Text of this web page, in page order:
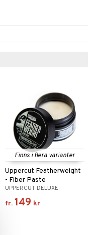
Finns i flera varianter
Uppercut Featherweight
- Fiber Paste
UPPERCUT DELUXE
fr. 149 kr